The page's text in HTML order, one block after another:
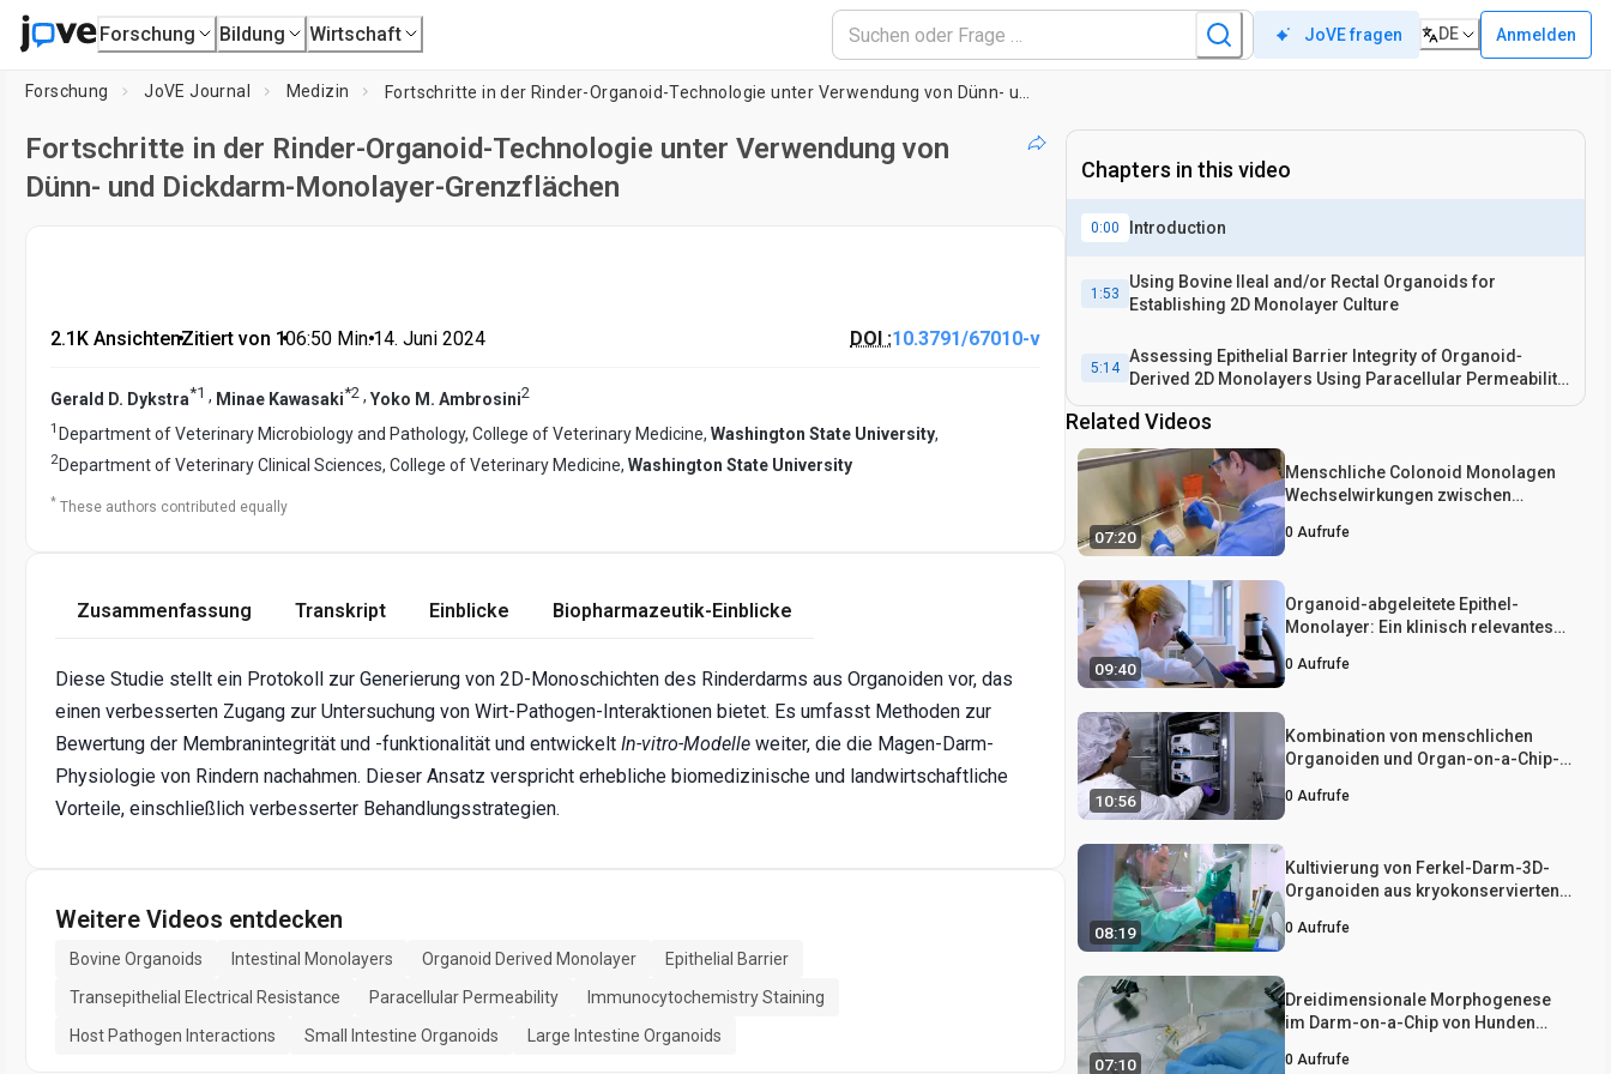
Forschung Bildung Wirtschaft JoVE fragen DE Anmelden
Forschung JoVE Journal Medizin
Fortschritte in der Rinder-Organoid-Technologie unter Verwendung von
Dünn- und Dickdarm-Monolayer-Grenzflächen
2.1K Ansichten•Zitiert von 1•06:50 Min.•14. Juni 2024 DOI :10.3791/67010-v
Gerald D. Dykstra*1 , Minae Kawasaki*2 , Yoko M. Ambrosini2
1 Department of Veterinary Microbiology and Pathology, College of Veterinary Medicine, Washington State University,
2Department of Veterinary Clinical Sciences, College of Veterinary Medicine, Washington State University
* These authors contributed equally
Zusammenfassung Transkript Einblicke Biopharmazeutik-Einblicke
Diese Studie stellt ein Protokoll zur Generierung von 2D-Monoschichten des Rinderdarms aus Organoiden vor, das
einen verbesserten Zugang zur Untersuchung von Wirt-Pathogen-Interaktionen bietet. Es umfasst Methoden zur
Bewertung der Membranintegrität und -funktionalität und entwickelt In-vitro-Modelle weiter, die die Magen-Darm-
Physiologie von Rindern nachahmen. Dieser Ansatz verspricht erhebliche biomedizinische und landwirtschaftliche
Vorteile, einschließlich verbesserter Behandlungsstrategien.
Weitere Videos entdecken
Bovine Organoids Intestinal Monolayers Organoid Derived Monolayer
Epithelial Barrier
Transepithelial Electrical Resistance
Paracellular Permeability
Immunocytochemistry Staining
Host Pathogen Interactions
Small Intestine Organoids Large Intestine Organoids
Chapters in this video
0:00 Introduction
1:53
Using Bovine Ileal and/or Rectal Organoids for
Establishing 2D Monolayer Culture
5:14
Assessing Epithelial Barrier Integrity of Organoid‐
Derived 2D Monolayers Using Paracellular Permeability
Assay
Related Videos
07:20
Menschliche Colonoid Monolagen
Wechselwirkungen zwischen
Darmepithel zu studieren
0 Aufrufe
09:40
Organoid-abgeleitete Epithel-
Monolayer: Ein klinisch relevantes
Darmbarrierefunktion
0 Aufrufe
10:56
Kombination von menschlichen
Organoiden und Organ-on-a-Chip-
intestinalen regionsspezifischen
0 Aufrufe
08:19
Kultivierung von Ferkel-Darm-3D-
Organoiden aus kryokonservierten
Zellmonoschichten
0 Aufrufe
07:10
Dreidimensionale Morphogenese
im Darm-on-a-Chip von Hunden
Darmorganoiden, die von Patienten
0 Aufrufe